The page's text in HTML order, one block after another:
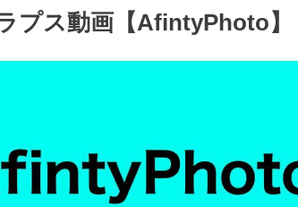
プス動画【AfintyPhoto】